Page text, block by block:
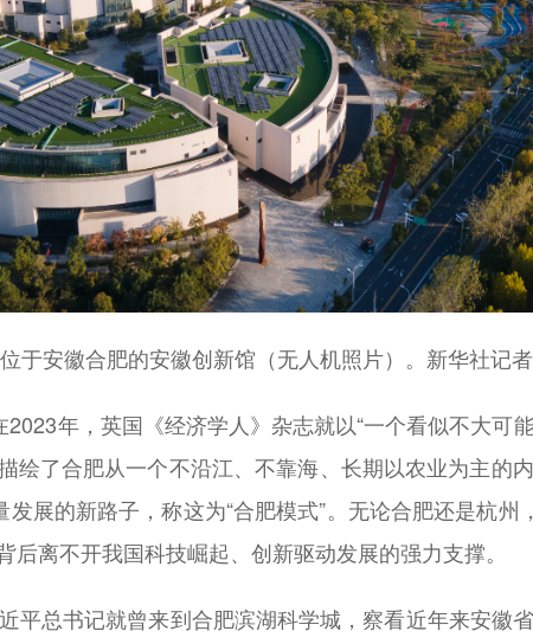
于安徽合肥的安徽创新馆（无人机照片）。新华社记
年，英国《经济学人》杂志就以“一个看似不大可
绘了合肥从一个不沿江、不靠海、长期以农业为主的
展的新路子，称这为“合肥模式”。无论合肥还是杭州
后离不开我国科技崛起、创新驱动发展的强力支撑。
平总书记就曾来到合肥滨湖科学城，察看近年来安徽